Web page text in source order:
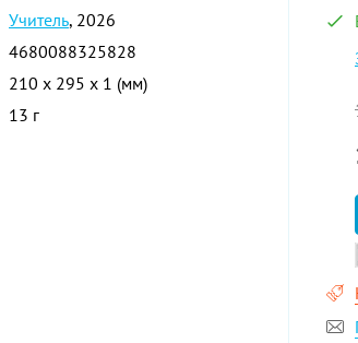
Учитель, 2026
4680088325828
210 x 295 x 1 (мм)
13 г